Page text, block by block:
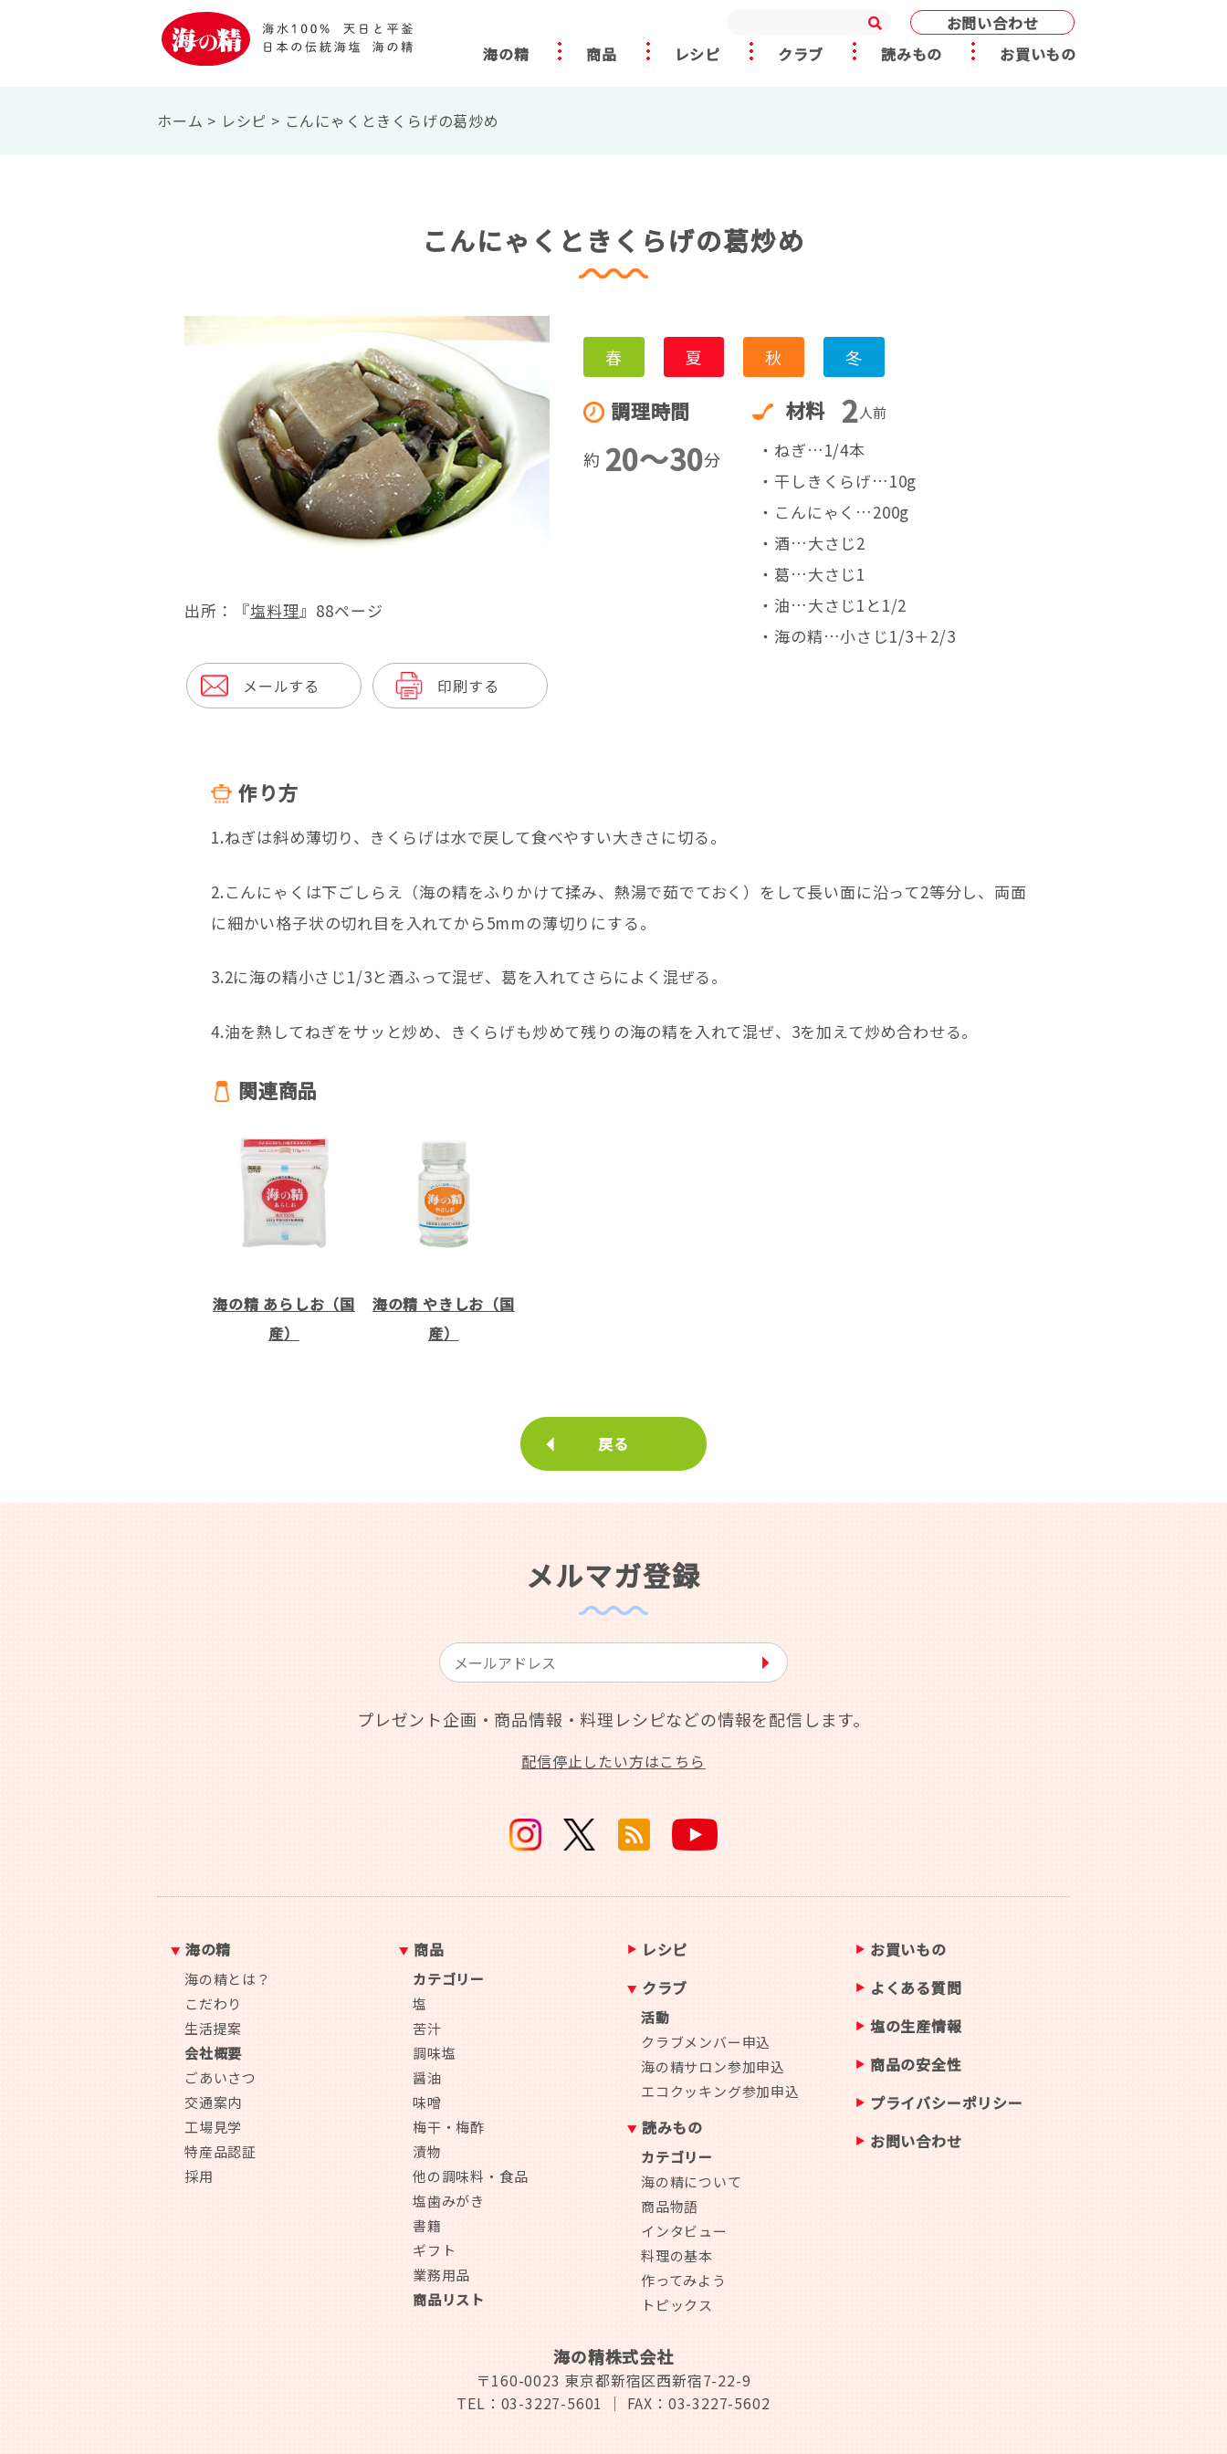
お問い合わせ
海の精
商品 レシピ クラブ 読みもの お買いもの
ホーム > レシピ > こんにゃくときくらげの葛炒め
こんにゃくときくらげの葛炒め
出所：『塩料理』88ページ
メールする 印刷する
春 夏 秋 冬
調理時間
約 20〜30分
材料 2人前
・ねぎ…1/4本
・干しきくらげ…10g
・こんにゃく…200g
・酒…大さじ2
・葛…大さじ1
・油…大さじ1と1/2
・海の精…小さじ1/3＋2/3
作り方
1.ねぎは斜め薄切り、きくらげは水で戻して食べやすい大きさに切る。
2.こんにゃくは下ごしらえ（海の精をふりかけて揉み、熱湯で茹でておく）をして長い面に沿って2等分し、両面
に細かい格子状の切れ目を入れてから5mmの薄切りにする。
3.2に海の精小さじ1/3と酒ふって混ぜ、葛を入れてさらによく混ぜる。
4.油を熱してねぎをサッと炒め、きくらげも炒めて残りの海の精を入れて混ぜ、3を加えて炒め合わせる。
関連商品
海の精 あらしお（国
産）
海の精 やきしお（国
産）
戻る
メルマガ登録
▶︎
プレゼント企画・商品情報・料理レシピなどの情報を配信します。
配信停止したい方はこちら
海の精
海の精とは？
こだわり
生活提案
会社概要
ごあいさつ
交通案内
工場見学
特産品認証
採用
商品
カテゴリー
塩
苦汁
調味塩
醤油
味噌
梅干・梅酢
漬物
他の調味料・食品
塩歯みがき
書籍
ギフト
業務用品
商品リスト
レシピ
クラブ
活動
クラブメンバー申込
海の精サロン参加申込
エコクッキング参加申込
読みもの
カテゴリー
海の精について
商品物語
インタビュー
料理の基本
作ってみよう
トピックス
お買いもの
よくある質問
塩の生産情報
商品の安全性
プライバシーポリシー
お問い合わせ
海の精株式会社
〒160-0023 東京都新宿区西新宿7-22-9
TEL：03-3227-5601
｜ FAX：03-3227-5602